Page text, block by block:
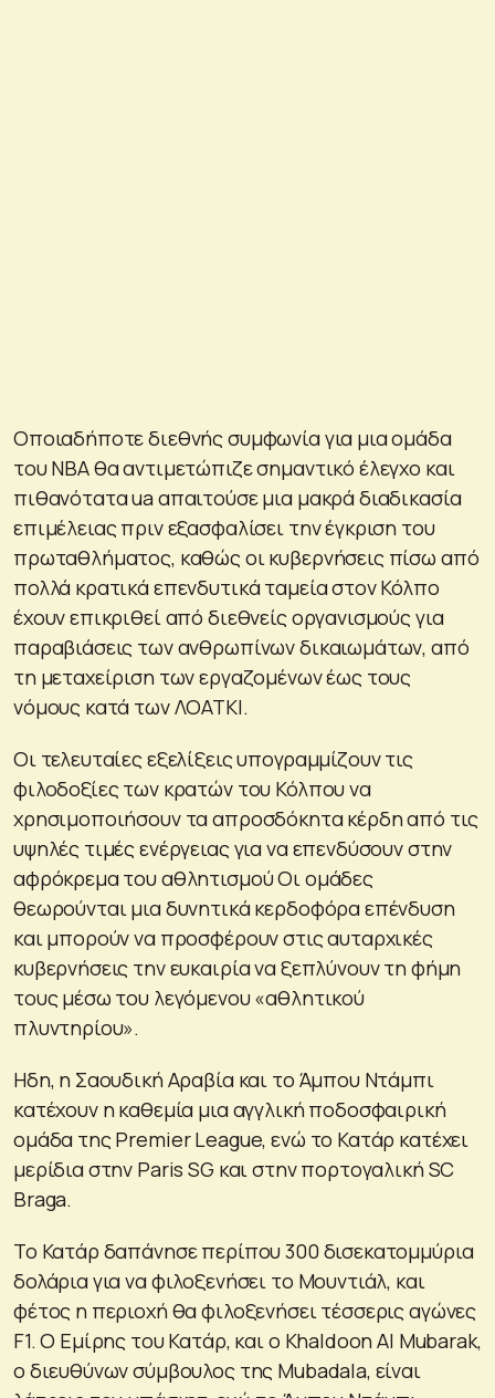
Οποιαδήποτε διεθνής συμφωνία για μια ομάδα
του NBA θα αντιμετώπιζε σημαντικό έλεγχο και
πιθανότατα ua απαιτούσε μια μακρά διαδικασία
επιμέλειας πριν εξασφαλίσει την έγκριση του
πρωταθλήματος, καθώς οι κυβερνήσεις πίσω από
πολλά κρατικά επενδυτικά ταμεία στον Κόλπο
έχουν επικριθεί από διεθνείς οργανισμούς για
παραβιάσεις των ανθρωπίνων δικαιωμάτων, από
τη μεταχείριση των εργαζομένων έως τους
νόμους κατά των ΛΟΑΤΚΙ.
Οι τελευταίες εξελίξεις υπογραμμίζουν τις
φιλοδοξίες των κρατών του Κόλπου να
χρησιμοποιήσουν τα απροσδόκητα κέρδη από τις
υψηλές τιμές ενέργειας για να επενδύσουν στην
αφρόκρεμα του αθλητισμού Οι ομάδες
θεωρούνται μια δυνητικά κερδοφόρα επένδυση
και μπορούν να προσφέρουν στις αυταρχικές
κυβερνήσεις την ευκαιρία να ξεπλύνουν τη φήμη
τους μέσω του λεγόμενου «αθλητικού
πλυντηρίου».
Ηδη, η Σαουδική Αραβία και το Άμπου Ντάμπι
κατέχουν η καθεμία μια αγγλική ποδοσφαιρική
ομάδα της Premier League, ενώ το Κατάρ κατέχει
μερίδια στην Paris SG και στην πορτογαλική SC
Braga.
Το Κατάρ δαπάνησε περίπου 300 δισεκατομμύρια
δολάρια για να φιλοξενήσει το Μουντιάλ, και
φέτος η περιοχή θα φιλοξενήσει τέσσερις αγώνες
F1. Ο Εμίρης του Κατάρ, και ο Khaldoon Al Mubarak,
ο διευθύνων σύμβουλος της Mubadala, είναι